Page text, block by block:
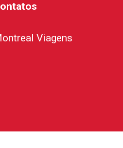
Viagens